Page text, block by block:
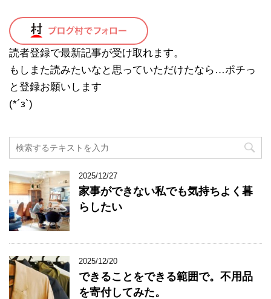
読者登録で最新記事が受け取れます。
もしまた読みたいなと思っていただけたなら…ポチっ
と登録お願いします
(*´з`)
2025/12/27
家事ができない私でも気持ちよく暮
らしたい
2025/12/20
できることをできる範囲で。不用品
を寄付してみた。